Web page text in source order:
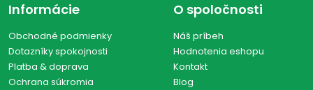
Informácie
Obchodné podmienky
Dotazníky spokojnosti
Platba & doprava
Ochrana súkromia
O spoločnosti
Náš príbeh
Hodnotenia eshopu
Kontakt
Blog